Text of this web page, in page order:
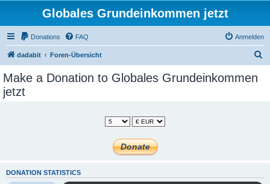
Globales Grundeinkommen jetzt
Donations FAQ Anmelden
dadabit Foren-Übersicht
Make a Donation to Globales Grundeinkommen
jetzt
DONATION STATISTICS